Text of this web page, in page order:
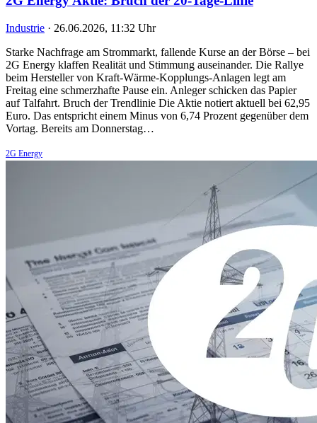
Industrie · 26.06.2026, 11:32 Uhr
Starke Nachfrage am Strommarkt, fallende Kurse an der Börse – bei
2G Energy klaffen Realität und Stimmung auseinander. Die Rallye
beim Hersteller von Kraft-Wärme-Kopplungs-Anlagen legt am
Freitag eine schmerzhafte Pause ein. Anleger schicken das Papier
auf Talfahrt. Bruch der Trendlinie Die Aktie notiert aktuell bei 62,95
Euro. Das entspricht einem Minus von 6,74 Prozent gegenüber dem
Vortag. Bereits am Donnerstag…
2G Energy